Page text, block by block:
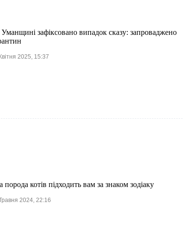
зафіксовано випадок сказу: запроваджено
2025, 15:37
порода котів підходить вам за знаком зодіаку
2024, 22:16